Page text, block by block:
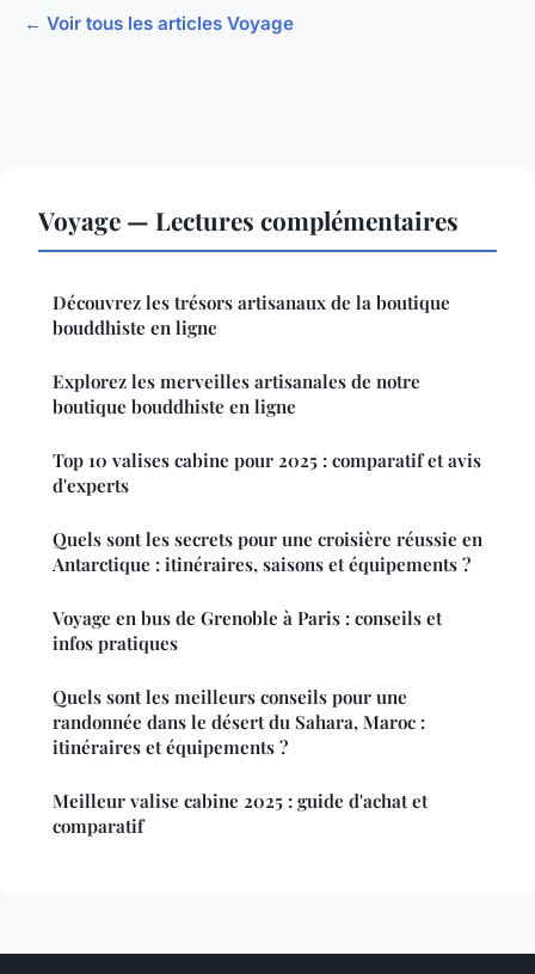
← Voir tous les articles Voyage
Voyage — Lectures complémentaires
Découvrez les trésors artisanaux de la boutique
bouddhiste en ligne
Explorez les merveilles artisanales de notre
boutique bouddhiste en ligne
Top 10 valises cabine pour 2025 : comparatif et avis
d'experts
Quels sont les secrets pour une croisière réussie en
Antarctique : itinéraires, saisons et équipements ?
Voyage en bus de Grenoble à Paris : conseils et
infos pratiques
Quels sont les meilleurs conseils pour une
randonnée dans le désert du Sahara, Maroc :
itinéraires et équipements ?
Meilleur valise cabine 2025 : guide d'achat et
comparatif